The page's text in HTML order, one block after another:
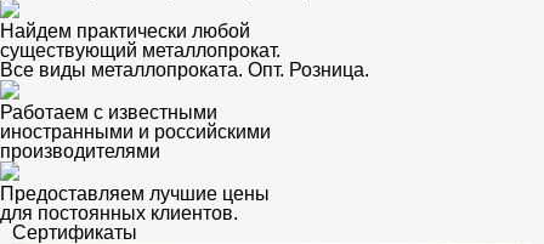
Найдем практически любой
существующий металлопрокат.
Все виды металлопроката. Опт. Розница.
Работаем с известными
иностранными и российскими
производителями
Предоставляем лучшие цены
для постоянных клиентов.
Сертификаты